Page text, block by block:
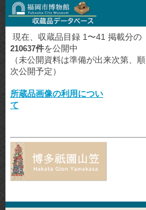
現在、収蔵品目録 1〜41 掲載分の
210637件を公開中
（未公開資料は準備が出来次第、順
次公開予定）
所蔵品画像の利用につい
て